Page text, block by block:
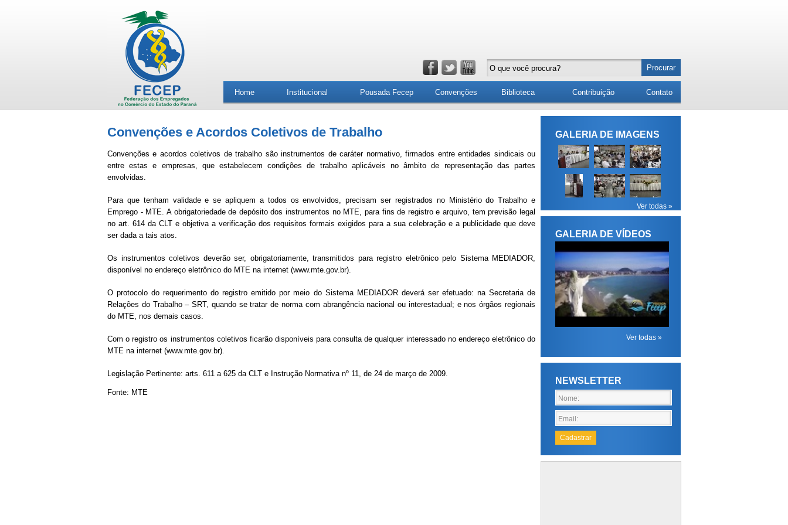
Home Institucional Pousada Fecep Convenções Biblioteca Contribuição Contato
GALERIA DE IMAGENS
Ver todas »
GALERIA DE VÍDEOS
Ver todas »
NEWSLETTER
Convenções e Acordos Coletivos de Trabalho
Convenções e acordos coletivos de trabalho são instrumentos de caráter normativo, firmados entre entidades sindicais ou
entre estas e empresas, que estabelecem condições de trabalho aplicáveis no âmbito de representação das partes
envolvidas.
Para que tenham validade e se apliquem a todos os envolvidos, precisam ser registrados no Ministério do Trabalho e
Emprego - MTE. A obrigatoriedade de depósito dos instrumentos no MTE, para fins de registro e arquivo, tem previsão legal
no art. 614 da CLT e objetiva a verificação dos requisitos formais exigidos para a sua celebração e a publicidade que deve
ser dada a tais atos.
Os instrumentos coletivos deverão ser, obrigatoriamente, transmitidos para registro eletrônico pelo Sistema MEDIADOR,
disponível no endereço eletrônico do MTE na internet (www.mte.gov.br).
O protocolo do requerimento do registro emitido por meio do Sistema MEDIADOR deverá ser efetuado: na Secretaria de
Relações do Trabalho – SRT, quando se tratar de norma com abrangência nacional ou interestadual; e nos órgãos regionais
do MTE, nos demais casos.
Com o registro os instrumentos coletivos ficarão disponíveis para consulta de qualquer interessado no endereço eletrônico do
MTE na internet (www.mte.gov.br).
Legislação Pertinente: arts. 611 a 625 da CLT e Instrução Normativa nº 11, de 24 de março de 2009.
Fonte: MTE